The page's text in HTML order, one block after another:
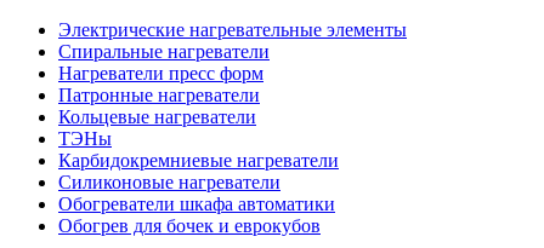
Электрические нагревательные элементы
Спиральные нагреватели
Нагреватели пресс форм
Патронные нагреватели
Кольцевые нагреватели
ТЭНы
Карбидокремниевые нагреватели
Силиконовые нагреватели
Обогреватели шкафа автоматики
Обогрев для бочек и еврокубов